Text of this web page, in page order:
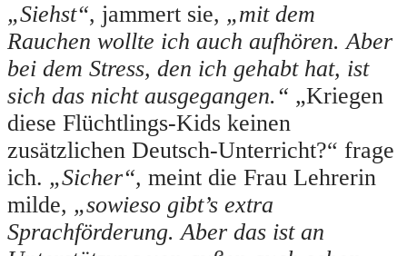
„Siehst“, jammert sie, „mit dem
Rauchen wollte ich auch aufhören. Aber
bei dem Stress, den ich gehabt hat, ist
sich das nicht ausgegangen.“ „Kriegen
diese Flüchtlings-Kids keinen
zusätzlichen Deutsch-Unterricht?“ frage
ich. „Sicher“, meint die Frau Lehrerin
milde, „sowieso gibt’s extra
Sprachförderung. Aber das ist an